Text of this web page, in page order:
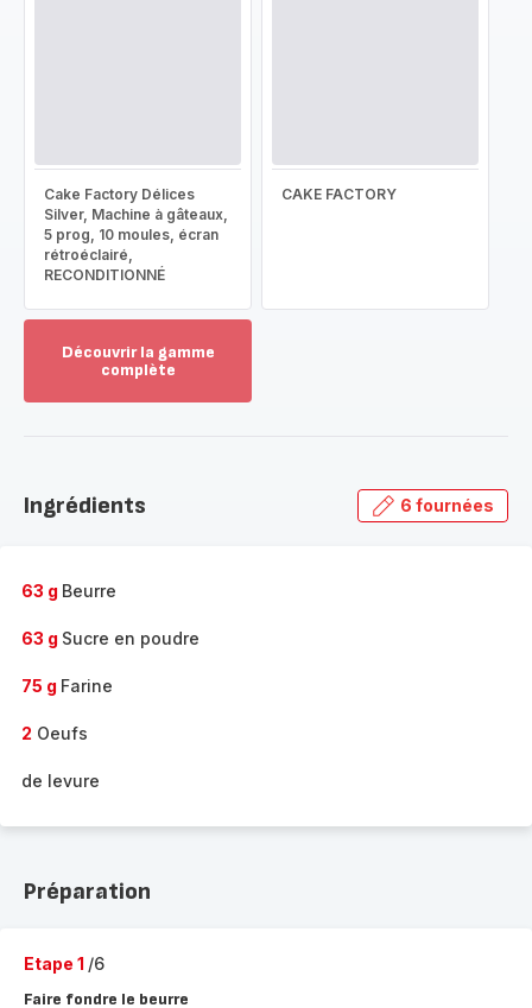
Cake Factory Délices
Silver, Machine à gâteaux,
5 prog, 10 moules, écran
rétroéclairé,
RECONDITIONNÉ
CAKE FACTORY
Découvrir la gamme
complète
gamme
Ingrédients 6 fournées
63 g Beurre
63 g Sucre en poudre
75 g Farine
2 Oeufs
de levure
Préparation
Etape 1 /6
Faire fondre le beurre